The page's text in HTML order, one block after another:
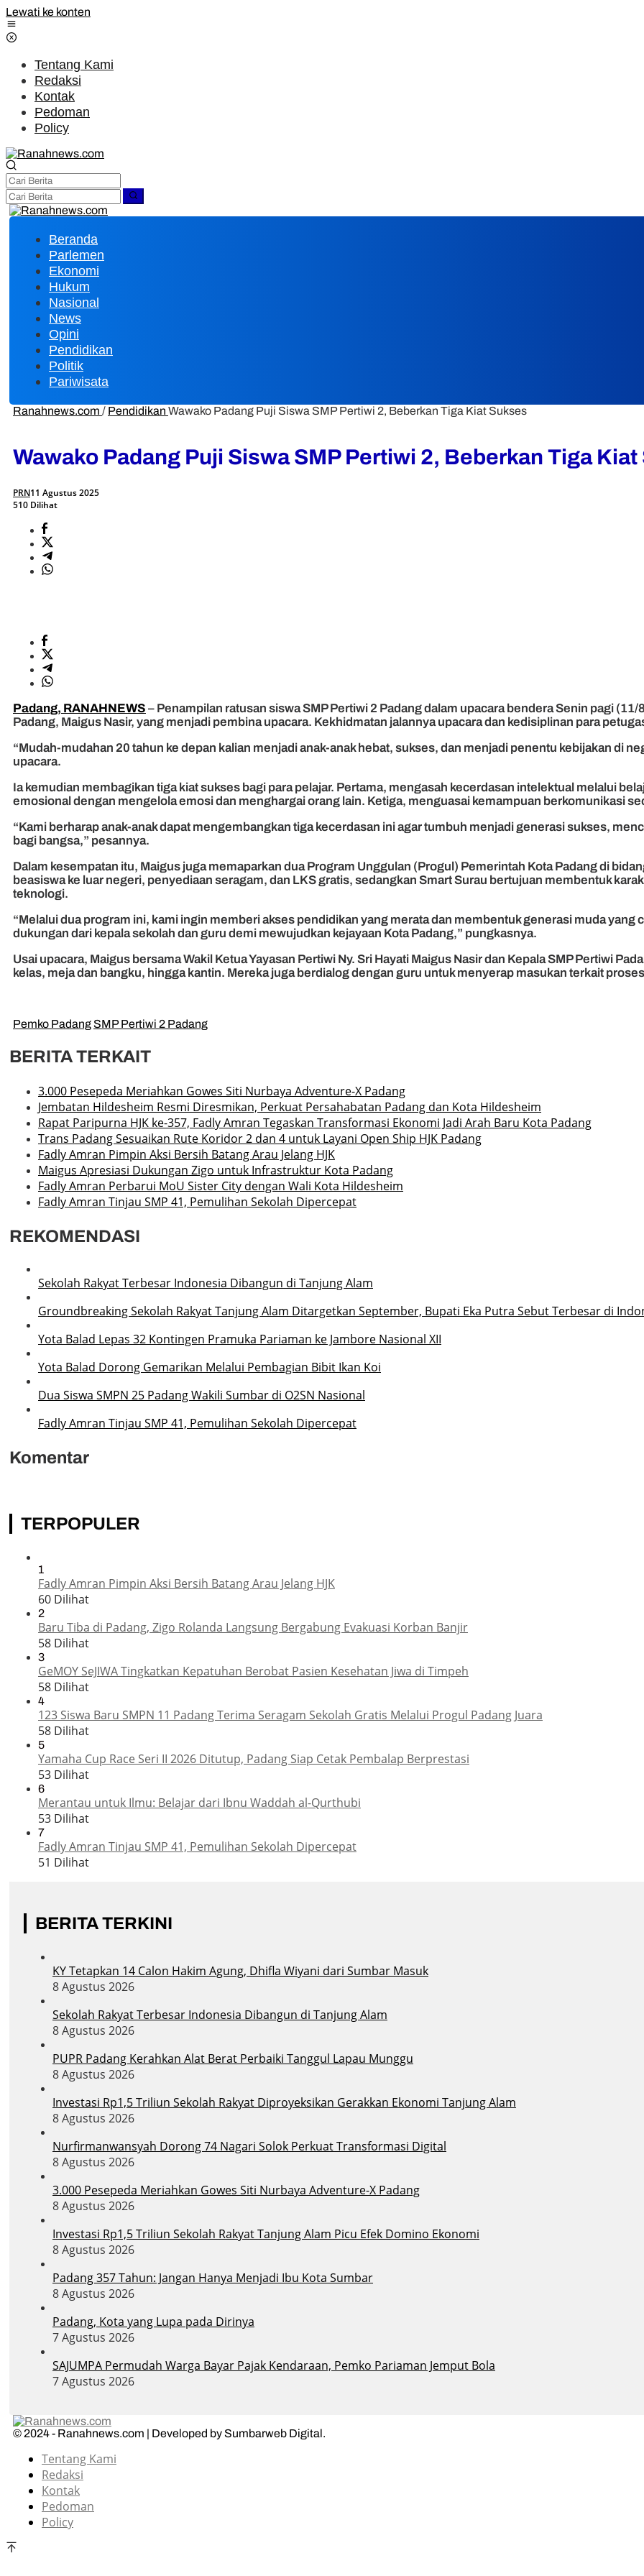
Lewati ke konten
Tentang Kami
Redaksi
Kontak
Pedoman
Policy
Beranda
Parlemen
Ekonomi
Hukum
Nasional
News
Opini
Pendidikan
Politik
Pariwisata
Ranahnews.com / Pendidikan Wawako Padang Puji Siswa SMP Pertiwi 2, Beberkan Tiga Kiat Sukses
Wawako Padang Puji Siswa SMP Pertiwi 2, Beberkan Tiga Kiat
PRN11 Agustus 2025
510 Dilihat
Padang, RANAHNEWS – Penampilan ratusan siswa SMP Pertiwi 2 Padang dalam upacara bendera Senin pagi
Padang, Maigus Nasir, yang menjadi pembina upacara. Kekhidmatan jalannya upacara dan kedisiplinan para
“Mudah-mudahan 20 tahun ke depan kalian menjadi anak-anak hebat, sukses, dan menjadi penentu kebijakan di
upacara.
Ia kemudian membagikan tiga kiat sukses bagi para pelajar. Pertama, mengasah kecerdasan intelektual melalui
emosional dengan mengelola emosi dan menghargai orang lain. Ketiga, menguasai kemampuan berkomunikasi
“Kami berharap anak-anak dapat mengembangkan tiga kecerdasan ini agar tumbuh menjadi generasi sukses,
bagi bangsa,” pesannya.
Dalam kesempatan itu, Maigus juga memaparkan dua Program Unggulan (Progul) Pemerintah Kota Padang di
beasiswa ke luar negeri, penyediaan seragam, dan LKS gratis, sedangkan Smart Surau bertujuan membentuk
teknologi.
“Melalui dua program ini, kami ingin memberi akses pendidikan yang merata dan membentuk generasi muda yang
dukungan dari kepala sekolah dan guru demi mewujudkan kejayaan Kota Padang,” pungkasnya.
Usai upacara, Maigus bersama Wakil Ketua Yayasan Pertiwi Ny. Sri Hayati Maigus Nasir dan Kepala SMP Pertiwi
kelas, meja dan bangku, hingga kantin. Mereka juga berdialog dengan guru untuk menyerap masukan terkait
Pemko Padang SMP Pertiwi 2 Padang
BERITA TERKAIT
3.000 Pesepeda Meriahkan Gowes Siti Nurbaya Adventure-X Padang
Jembatan Hildesheim Resmi Diresmikan, Perkuat Persahabatan Padang dan Kota Hildesheim
Rapat Paripurna HJK ke-357, Fadly Amran Tegaskan Transformasi Ekonomi Jadi Arah Baru Kota Padang
Trans Padang Sesuaikan Rute Koridor 2 dan 4 untuk Layani Open Ship HJK Padang
Fadly Amran Pimpin Aksi Bersih Batang Arau Jelang HJK
Maigus Apresiasi Dukungan Zigo untuk Infrastruktur Kota Padang
Fadly Amran Perbarui MoU Sister City dengan Wali Kota Hildesheim
Fadly Amran Tinjau SMP 41, Pemulihan Sekolah Dipercepat
REKOMENDASI
Sekolah Rakyat Terbesar Indonesia Dibangun di Tanjung Alam
Groundbreaking Sekolah Rakyat Tanjung Alam Ditargetkan September, Bupati Eka Putra Sebut Terbesar di
Yota Balad Lepas 32 Kontingen Pramuka Pariaman ke Jambore Nasional XII
Yota Balad Dorong Gemarikan Melalui Pembagian Bibit Ikan Koi
Dua Siswa SMPN 25 Padang Wakili Sumbar di O2SN Nasional
Fadly Amran Tinjau SMP 41, Pemulihan Sekolah Dipercepat
Komentar
TERPOPULER
1
Fadly Amran Pimpin Aksi Bersih Batang Arau Jelang HJK
60 Dilihat
2
Baru Tiba di Padang, Zigo Rolanda Langsung Bergabung Evakuasi Korban Banjir
58 Dilihat
3
GeMOY SeJIWA Tingkatkan Kepatuhan Berobat Pasien Kesehatan Jiwa di Timpeh
58 Dilihat
4
123 Siswa Baru SMPN 11 Padang Terima Seragam Sekolah Gratis Melalui Progul Padang Juara
58 Dilihat
5
Yamaha Cup Race Seri II 2026 Ditutup, Padang Siap Cetak Pembalap Berprestasi
53 Dilihat
6
Merantau untuk Ilmu: Belajar dari Ibnu Waddah al-Qurthubi
53 Dilihat
7
Fadly Amran Tinjau SMP 41, Pemulihan Sekolah Dipercepat
51 Dilihat
BERITA TERKINI
KY Tetapkan 14 Calon Hakim Agung, Dhifla Wiyani dari Sumbar Masuk
8 Agustus 2026
Sekolah Rakyat Terbesar Indonesia Dibangun di Tanjung Alam
8 Agustus 2026
PUPR Padang Kerahkan Alat Berat Perbaiki Tanggul Lapau Munggu
8 Agustus 2026
Investasi Rp1,5 Triliun Sekolah Rakyat Diproyeksikan Gerakkan Ekonomi Tanjung Alam
8 Agustus 2026
Nurfirmanwansyah Dorong 74 Nagari Solok Perkuat Transformasi Digital
8 Agustus 2026
3.000 Pesepeda Meriahkan Gowes Siti Nurbaya Adventure-X Padang
8 Agustus 2026
Investasi Rp1,5 Triliun Sekolah Rakyat Tanjung Alam Picu Efek Domino Ekonomi
8 Agustus 2026
Padang 357 Tahun: Jangan Hanya Menjadi Ibu Kota Sumbar
8 Agustus 2026
Padang, Kota yang Lupa pada Dirinya
7 Agustus 2026
SAJUMPA Permudah Warga Bayar Pajak Kendaraan, Pemko Pariaman Jemput Bola
7 Agustus 2026
© 2024 - Ranahnews.com | Developed by Sumbarweb Digital.
Tentang Kami
Redaksi
Kontak
Pedoman
Policy